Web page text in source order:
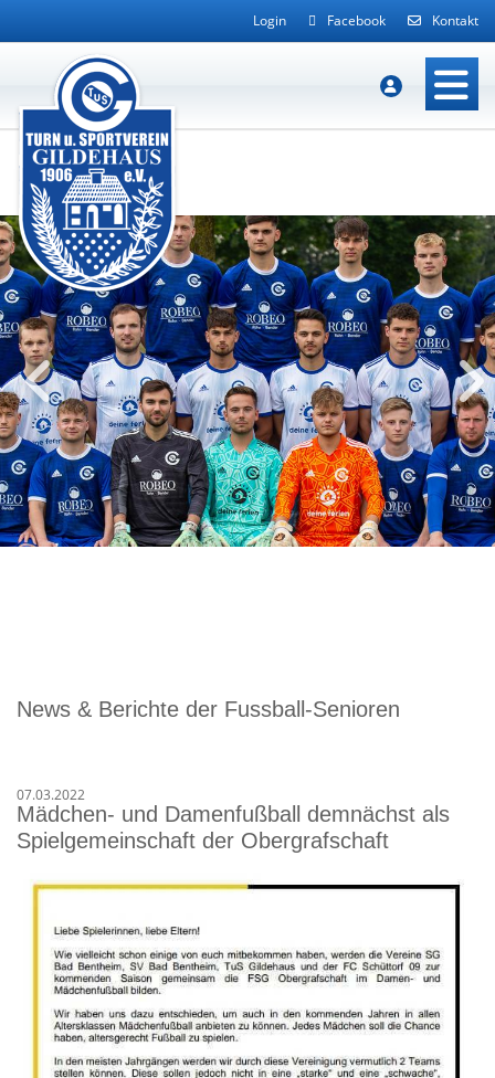
Login Facebook Kontakt
News & Berichte der Fussball-Senioren
07.03.2022
Mädchen- und Damenfußball demnächst als
Spielgemeinschaft der Obergrafschaft